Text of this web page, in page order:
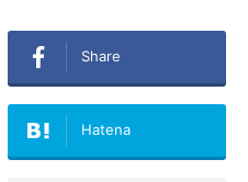
Share
Hatena